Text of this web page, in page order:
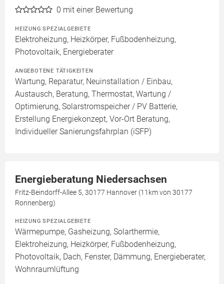
0 mit einer Bewertung
HEIZUNG SPEZIALGEBIETE
Elektroheizung, Heizkörper, Fußbodenheizung,
Photovoltaik, Energieberater
ANGEBOTENE TÄTIGKEITEN
Wartung, Reparatur, Neuinstallation / Einbau,
Austausch, Beratung, Thermostat, Wartung /
Optimierung, Solarstromspeicher / PV Batterie,
Erstellung Energiekonzept, Vor-Ort Beratung,
Individueller Sanierungsfahrplan (iSFP)
Energieberatung Niedersachsen
Fritz-Beindorff-Allee 5, 30177 Hannover (11km von 30177
Ronnenberg)
HEIZUNG SPEZIALGEBIETE
Wärmepumpe, Gasheizung, Solarthermie,
Elektroheizung, Heizkörper, Fußbodenheizung,
Photovoltaik, Dach, Fenster, Dämmung, Energieberater,
Wohnraumlüftung